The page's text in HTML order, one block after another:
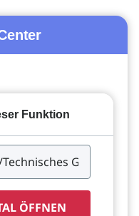
Funktion
ÖFFNEN